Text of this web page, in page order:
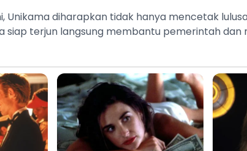
Unikama diharapkan tidak hanya mencetak
siap terjun langsung membantu pemerintah dan